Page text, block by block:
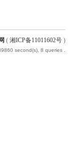
( 湘ICP备11011602号)
second(s), 8 queries .